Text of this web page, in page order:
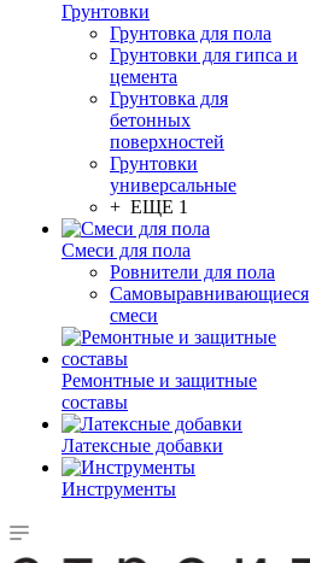
Грунтовки
Грунтовка для пола
Грунтовки для гипса и
цемента
Грунтовка для
бетонных
поверхностей
Грунтовки
универсальные
+ ЕЩЕ 1
Смеси для пола
Ровнители для пола
Самовыравнивающиеся
смеси
Ремонтные и защитные
составы
Латексные добавки
Инструменты